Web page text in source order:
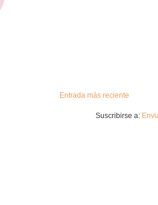
Entrada más reciente
Suscribirse a: